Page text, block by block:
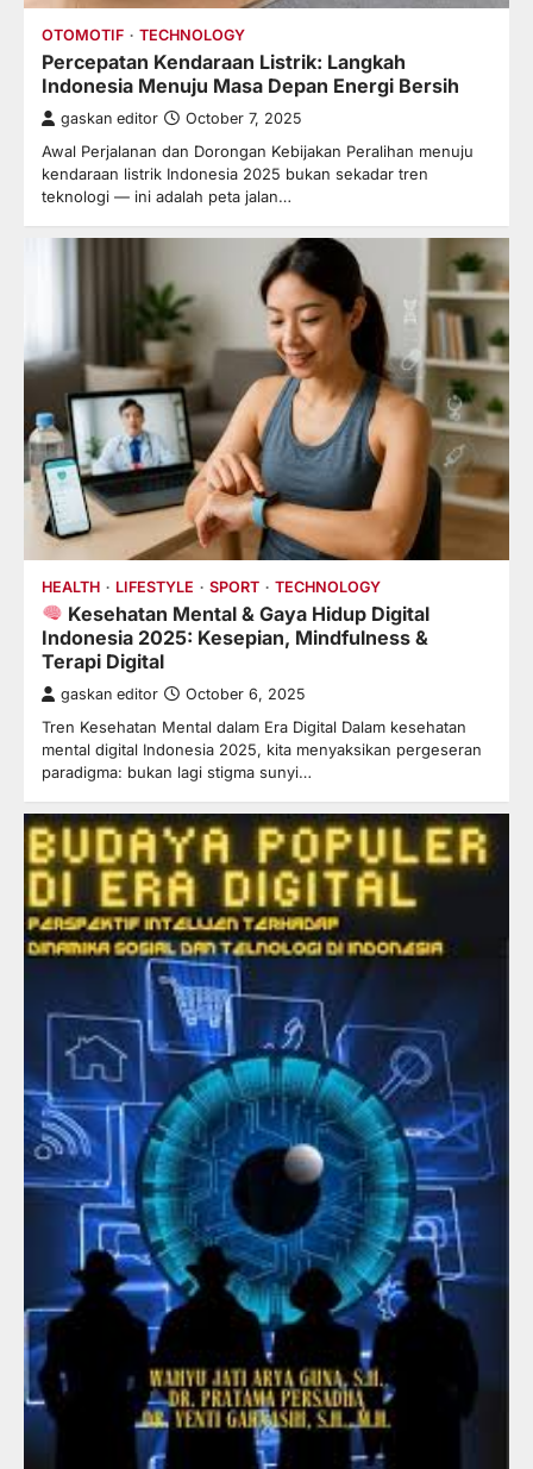
OTOMOTIF TECHNOLOGY
Percepatan Kendaraan Listrik: Langkah
Indonesia Menuju Masa Depan Energi Bersih
gaskan editor October 7, 2025
Awal Perjalanan dan Dorongan Kebijakan Peralihan menuju
kendaraan listrik Indonesia 2025 bukan sekadar tren
teknologi — ini adalah peta jalan…
HEALTH LIFESTYLE SPORT TECHNOLOGY
Kesehatan Mental & Gaya Hidup Digital
Indonesia 2025: Kesepian, Mindfulness &
Terapi Digital
gaskan editor October 6, 2025
Tren Kesehatan Mental dalam Era Digital Dalam kesehatan
mental digital Indonesia 2025, kita menyaksikan pergeseran
paradigma: bukan lagi stigma sunyi…